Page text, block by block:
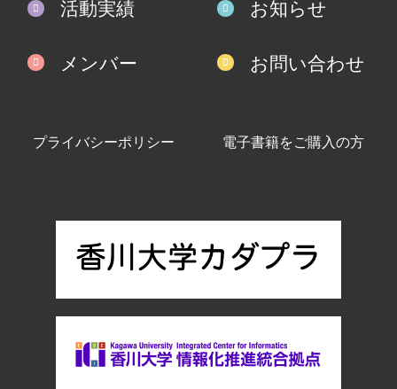
活動実績
メンバー
お知らせ
お問い合わせ
プライバシーポリシー 電子書籍をご購入の方